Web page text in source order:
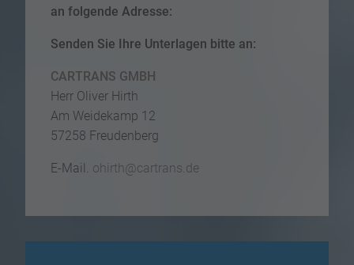
an folgende Adresse:
Senden Sie Ihre Unterlagen bitte an:
CARTRANS GMBH
Herr Oliver Hirth
Am Weidekamp 12
57258 Freudenberg
E-Mail. ohirth@cartrans.de